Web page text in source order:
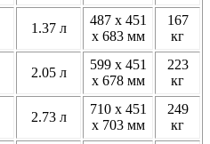
1.37 л
487 x 451
x 683 мм
167
кг
2.05 л
599 x 451
x 678 мм
223
кг
2.73 л
710 x 451
x 703 мм
249
кг